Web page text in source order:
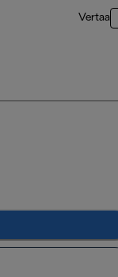
Vertaa